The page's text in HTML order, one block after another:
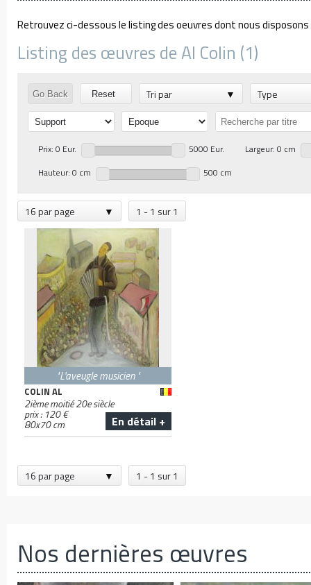
Retrouvez ci-dessous le listing des oeuvres dont nous
Listing des œuvres de Al Colin (1)
Go Back Reset Tri par Type
Prix: 0 Eur. 5000 Eur.
Largeur: 0 cm
Hauteur: 0 cm
500 cm
16 par page 1 - 1 sur 1
"L'aveugle musicien "
COLIN AL
2ième moitié 20e siècle
En détail +
prix : 120€
80x70cm
16 par page 1 - 1 sur 1
Nos dernières œuvres